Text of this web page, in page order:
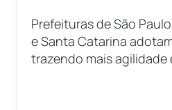
Prefeituras de São
e Santa Catarina
trazendo mais agilidade